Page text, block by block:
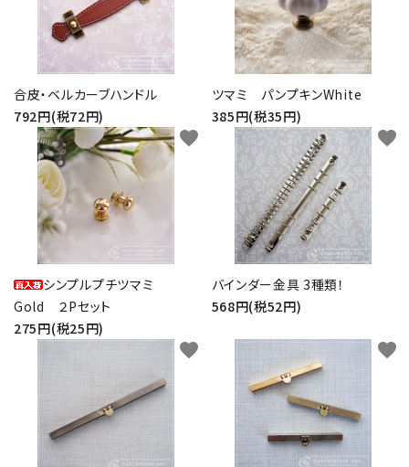
合皮・ベルカーブハンドル
792円(税72円)
ツマミ パンプキンWhite
385円(税35円)
シンプルプチツマミ
Gold ２Pセット
275円(税25円)
favorite
バインダー金具 3種類！
568円(税52円)
favorite
favorite favorite